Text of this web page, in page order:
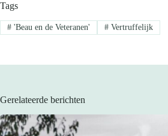
Tags
#'Beau en de Veteranen' #Vertruffelijk
Gerelateerde berichten